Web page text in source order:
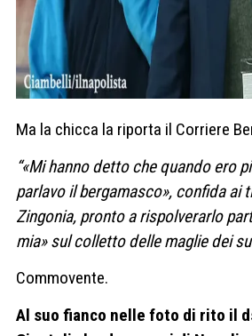
Ma la chicca la riporta il Corriere
“«Mi hanno detto che quando ero
parlavo il bergamasco», confida ai
Zingonia, pronto a rispolverarlo
mia» sul colletto delle maglie dei
Commovente.
Al suo fianco nelle foto di rito il